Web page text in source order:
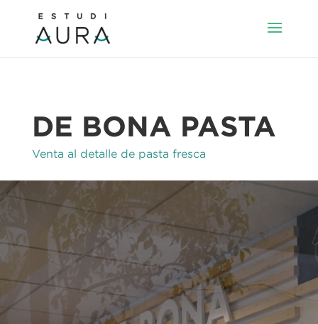
DE BONA PASTA
Venta al detalle de pasta fresca